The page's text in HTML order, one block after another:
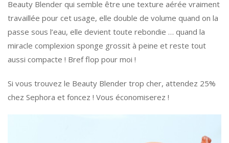
Beauty Blender qui semble être une texture aérée vraiment
travaillée pour cet usage, elle double de volume quand on la
passe sous l’eau, elle devient toute rebondie … quand la
miracle complexion sponge grossit à peine et reste tout
aussi compacte ! Bref flop pour moi !
Si vous trouvez le Beauty Blender trop cher, attendez 25%
chez Sephora et foncez ! Vous économiserez !